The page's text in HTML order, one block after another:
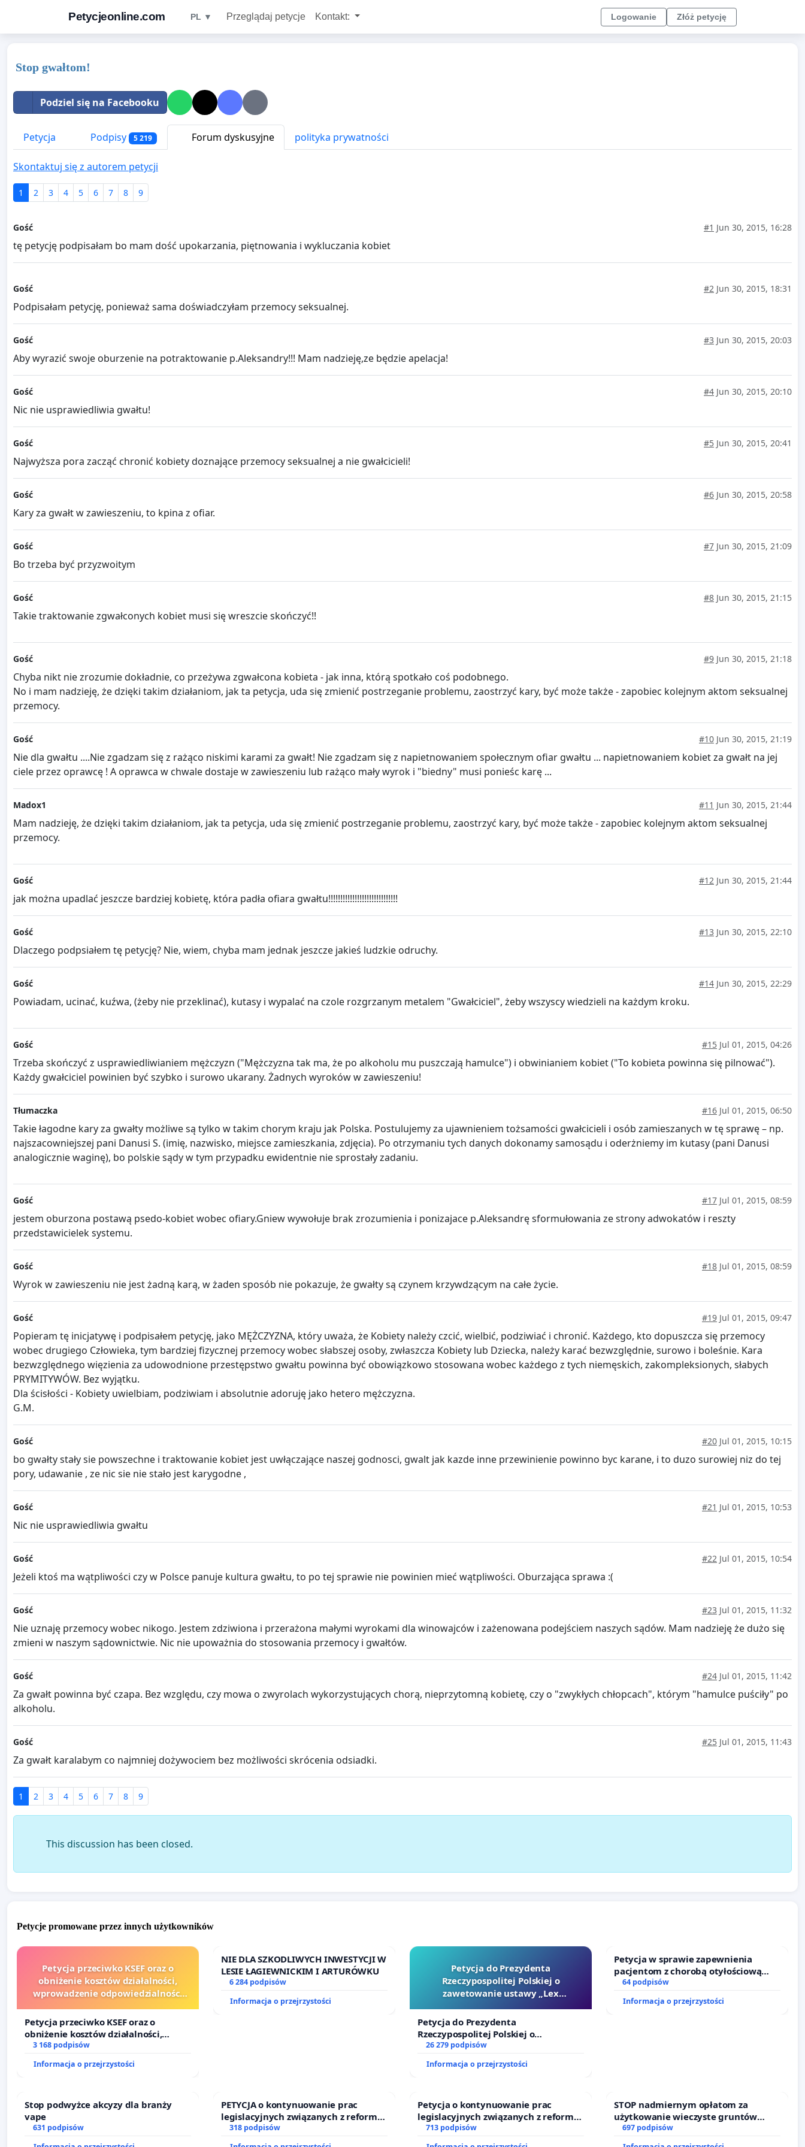
Petycjeonline.com PL ▼ Przeglądaj petycje Kontakt: Logowanie Złóż petycję
Stop gwałtom!
Podziel się na Facebooku
Petycja Podpisy 5 219 Forum dyskusyjne polityka prywatności
Skontaktuj się z autorem petycji
1 2 3 4 5 6 7 8 9
Gość #1 Jun 30, 2015, 16:28
tę petycję podpisałam bo mam dość upokarzania, piętnowania i wykluczania kobiet
Gość #2 Jun 30, 2015, 18:31
Podpisałam petycję, ponieważ sama doświadczyłam przemocy seksualnej.
Gość #3 Jun 30, 2015, 20:03
Aby wyrazić swoje oburzenie na potraktowanie p.Aleksandry!!! Mam nadzieję,ze będzie apelacja!
Gość #4 Jun 30, 2015, 20:10
Nic nie usprawiedliwia gwałtu!
Gość #5 Jun 30, 2015, 20:41
Najwyższa pora zacząć chronić kobiety doznające przemocy seksualnej a nie gwałcicieli!
Gość #6 Jun 30, 2015, 20:58
Kary za gwałt w zawieszeniu, to kpina z ofiar.
Gość #7 Jun 30, 2015, 21:09
Bo trzeba być przyzwoitym
Gość #8 Jun 30, 2015, 21:15
Takie traktowanie zgwałconych kobiet musi się wreszcie skończyć!!
Gość #9 Jun 30, 2015, 21:18
Chyba nikt nie zrozumie dokładnie, co przeżywa zgwałcona kobieta - jak inna, którą spotkało coś podobnego.
No i mam nadzieję, że dzięki takim działaniom, jak ta petycja, uda się zmienić postrzeganie problemu, zaostrzyć kary, być może także - zapobiec kolejnym aktom seksualnej
przemocy.
Gość #10 Jun 30, 2015, 21:19
Nie dla gwałtu ....Nie zgadzam się z rażąco niskimi karami za gwałt! Nie zgadzam się z napietnowaniem społecznym ofiar gwałtu ... napietnowaniem kobiet za gwałt na jej
ciele przez oprawcę ! A oprawca w chwale dostaje w zawieszeniu lub rażąco mały wyrok i "biedny" musi ponieśc karę ...
Madox1 #11 Jun 30, 2015, 21:44
Mam nadzieję, że dzięki takim działaniom, jak ta petycja, uda się zmienić postrzeganie problemu, zaostrzyć kary, być może także - zapobiec kolejnym aktom seksualnej
przemocy.
Gość #12 Jun 30, 2015, 21:44
jak można upadlać jeszcze bardziej kobietę, która padła ofiara gwałtu!!!!!!!!!!!!!!!!!!!!!!!!!!!!!
Gość #13 Jun 30, 2015, 22:10
Dlaczego podpsiałem tę petycję? Nie, wiem, chyba mam jednak jeszcze jakieś ludzkie odruchy.
Gość #14 Jun 30, 2015, 22:29
Powiadam, ucinać, kuźwa, (żeby nie przeklinać), kutasy i wypalać na czole rozgrzanym metalem "Gwałciciel", żeby wszyscy wiedzieli na każdym kroku.
Gość #15 Jul 01, 2015, 04:26
Trzeba skończyć z usprawiedliwianiem mężczyzn ("Mężczyzna tak ma, że po alkoholu mu puszczają hamulce") i obwinianiem kobiet ("To kobieta powinna się pilnować").
Każdy gwałciciel powinien być szybko i surowo ukarany. Żadnych wyroków w zawieszeniu!
Tłumaczka #16 Jul 01, 2015, 06:50
Takie łagodne kary za gwałty możliwe są tylko w takim chorym kraju jak Polska. Postulujemy za ujawnieniem tożsamości gwałcicieli i osób zamieszanych w tę sprawę – np.
najszacowniejszej pani Danusi S. (imię, nazwisko, miejsce zamieszkania, zdjęcia). Po otrzymaniu tych danych dokonamy samosądu i oderżniemy im kutasy (pani Danusi
analogicznie waginę), bo polskie sądy w tym przypadku ewidentnie nie sprostały zadaniu.
Gość #17 Jul 01, 2015, 08:59
jestem oburzona postawą psedo-kobiet wobec ofiary.Gniew wywołuje brak zrozumienia i ponizajace p.Aleksandrę sformułowania ze strony adwokatów i reszty
przedstawicielek systemu.
Gość #18 Jul 01, 2015, 08:59
Wyrok w zawieszeniu nie jest żadną karą, w żaden sposób nie pokazuje, że gwałty są czynem krzywdzącym na całe życie.
Gość #19 Jul 01, 2015, 09:47
Popieram tę inicjatywę i podpisałem petycję, jako MĘŻCZYZNA, który uważa, że Kobiety należy czcić, wielbić, podziwiać i chronić. Każdego, kto dopuszcza się przemocy
wobec drugiego Człowieka, tym bardziej fizycznej przemocy wobec słabszej osoby, zwłaszcza Kobiety lub Dziecka, należy karać bezwzględnie, surowo i boleśnie. Kara
bezwzględnego więzienia za udowodnione przestępstwo gwałtu powinna być obowiązkowo stosowana wobec każdego z tych niemęskich, zakompleksionych, słabych
PRYMITYWÓW. Bez wyjątku.
Dla ścisłości - Kobiety uwielbiam, podziwiam i absolutnie adoruję jako hetero mężczyzna.
G.M.
Gość #20 Jul 01, 2015, 10:15
bo gwałty stały sie powszechne i traktowanie kobiet jest uwłączające naszej godnosci, gwalt jak kazde inne przewinienie powinno byc karane, i to duzo surowiej niz do tej
pory, udawanie , ze nic sie nie stało jest karygodne ,
Gość #21 Jul 01, 2015, 10:53
Nic nie usprawiedliwia gwałtu
Gość #22 Jul 01, 2015, 10:54
Jeżeli ktoś ma wątpliwości czy w Polsce panuje kultura gwałtu, to po tej sprawie nie powinien mieć wątpliwości. Oburzająca sprawa :(
Gość #23 Jul 01, 2015, 11:32
Nie uznaję przemocy wobec nikogo. Jestem zdziwiona i przerażona małymi wyrokami dla winowajców i zażenowana podejściem naszych sądów. Mam nadzieję że dużo się
zmieni w naszym sądownictwie. Nic nie upoważnia do stosowania przemocy i gwałtów.
Gość #24 Jul 01, 2015, 11:42
Za gwałt powinna być czapa. Bez względu, czy mowa o zwyrolach wykorzystujących chorą, nieprzytomną kobietę, czy o "zwykłych chłopcach", którym "hamulce puściły" po
alkoholu.
Gość #25 Jul 01, 2015, 11:43
Za gwałt karalabym co najmniej dożywociem bez możliwości skrócenia odsiadki.
1 2 3 4 5 6 7 8 9
This discussion has been closed.
Petycje promowane przez innych użytkowników
Petycja przeciwko KSEF oraz o
obniżenie kosztów działalności,
wprowadzenie odpowiedzialności
sędziów
Petycja przeciwko KSEF oraz o
obniżenie kosztów działalności,
wprowadzenie odpowiedzialności
sędziów
3 168 podpisów
Informacja o przejrzystości
NIE DLA SZKODLIWYCH INWESTYCJI W
LESIE ŁAGIEWNICKIM I ARTURÓWKU
6 284 podpisów
Informacja o przejrzystości
Petycja do Prezydenta
Rzeczypospolitej Polskiej o
zawetowanie ustawy „Lex
Petycja do Prezydenta
Rzeczypospolitej Polskiej o
zawetowanie ustawy „Lex Szarlatan”
26 279 podpisów
Informacja o przejrzystości
Petycja w sprawie zapewnienia
pacjentom z chorobą otyłościową
dostępu do kompleksowego leczenia
64 podpisów
Informacja o przejrzystości
Stop podwyżce akcyzy dla branży
vape
631 podpisów
PETYCJA o kontynuowanie prac
legislacyjnych związanych z reformą
prawa rodzinnego
318 podpisów
Petycja o kontynuowanie prac
legislacyjnych związanych z reformą
prawa rodzinnego
713 podpisów
STOP nadmiernym opłatom za
użytkowanie wieczyste gruntów
zajmowanych przez rodzinne ogrody
697 podpisów